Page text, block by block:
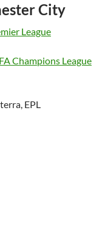
City
League
Champions League
EPL